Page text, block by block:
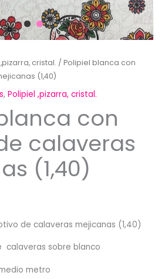
cristal. / Polipiel blanca con
(1,40)
, Polipiel ,pizarra, cristal.
con
calaveras
(1,40)
de calaveras mejicanas (1,40)
calaveras sobre blanco
metro